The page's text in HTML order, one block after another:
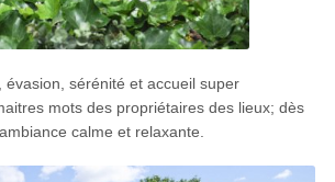
évasion, sérénité et accueil super
mots des propriétaires des lieux; dès
calme et relaxante.